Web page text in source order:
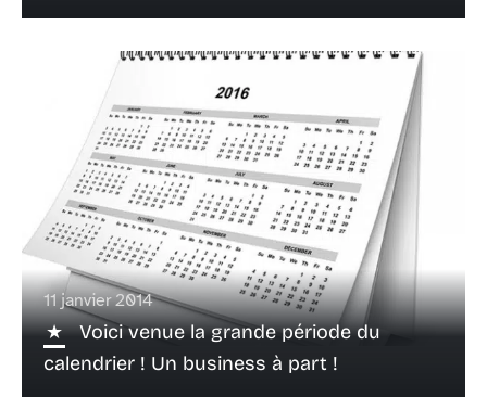
11 janvier 2014
Voici venue la grande période du
calendrier ! Un business à part !